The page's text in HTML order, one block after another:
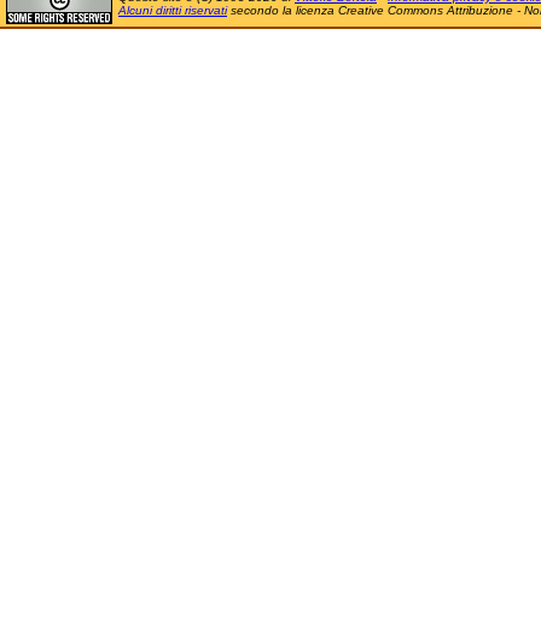
Alcuni diritti riservatisecondo la licenza Creative Commons Attribuzione -